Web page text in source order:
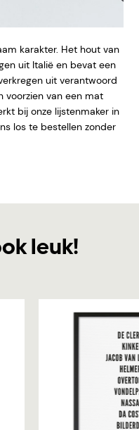
karakter. Het hout van
uit Italië en bevat een
uit verantwoord
voorzien van een mat
bij onze lijstenmaker in
los te bestellen zonder
leuk!